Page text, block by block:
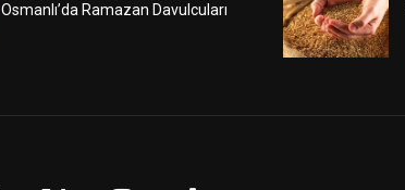
Osmanlı’da Ramazan Davulcuları